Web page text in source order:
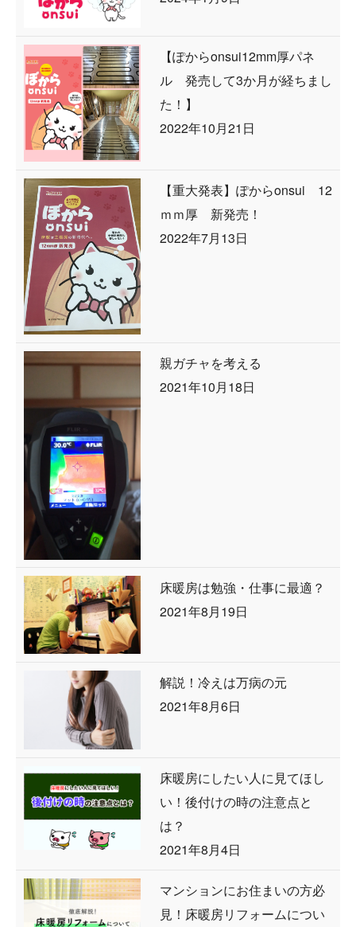
【ぽからonsui12mm厚パネ
ル 発売して3か月が経ちまし
た！】
2022年10月21日
【重大発表】ぽからonsui 12
ｍｍ厚 新発売！
2022年7月13日
親ガチャを考える
2021年10月18日
床暖房は勉強・仕事に最適？
2021年8月19日
解説！冷えは万病の元
2021年8月6日
床暖房にしたい人に見てほし
い！後付けの時の注意点と
は？
2021年8月4日
マンションにお住まいの方必
見！床暖房リフォームについ